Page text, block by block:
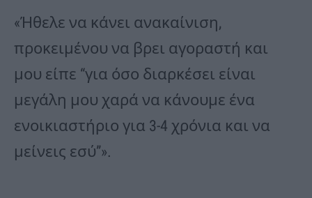
«Ήθελε να κάνει ανακαίνιση,
προκειμένου να βρει αγοραστή και
μου είπε “για όσο διαρκέσει είναι
μεγάλη μου χαρά να κάνουμε ένα
ενοικιαστήριο για 3-4 χρόνια και να
μείνεις εσύ”».